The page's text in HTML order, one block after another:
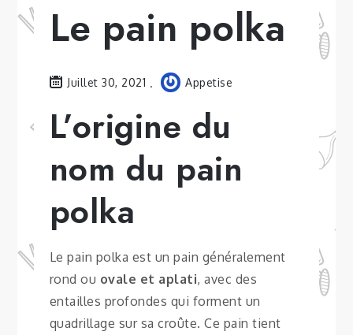
Le pain polka
Juillet 30, 2021 Appetise
L’origine du
nom du pain
polka
Le pain polka est un pain généralement
rond ou ovale et aplati, avec des
entailles profondes qui forment un
quadrillage sur sa croûte. Ce pain tient